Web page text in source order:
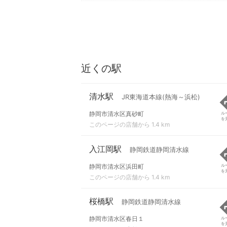
近くの駅
清水駅 JR東海道本線(熱海～浜松)
静岡市清水区真砂町
このページの店舗から 1.4 km
ル
を
入江岡駅 静岡鉄道静岡清水線
静岡市清水区浜田町
このページの店舗から 1.4 km
ル
を
桜橋駅 静岡鉄道静岡清水線
静岡市清水区春日１
ル
を